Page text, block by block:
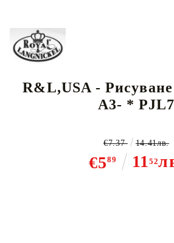
R&L,USA -
А3- * PJL7
€589 1152
€7.37 14.41лв.